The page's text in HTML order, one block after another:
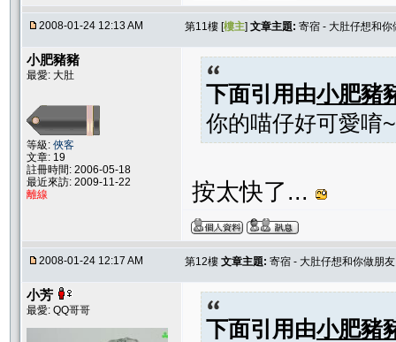
2008-01-24 12:13 AM 第11樓 [樓主] 文章主題: 寄宿 - 大肚仔想和你
小肥豬豬
最愛: 大肚
等級: 俠客
文章: 19
註冊時間: 2006-05-18
最近來訪: 2009-11-22
離線
下面引用由小肥豬
你的喵仔好可愛唷~
按太快了...
2008-01-24 12:17 AM 第12樓 文章主題: 寄宿 - 大肚仔想和你做朋友
小芳
最愛: QQ哥哥
下面引用由小肥豬